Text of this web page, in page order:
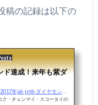
稿の記録は以下の
ド達成！来年も紫ダ
・チェンマイ・スコータイの